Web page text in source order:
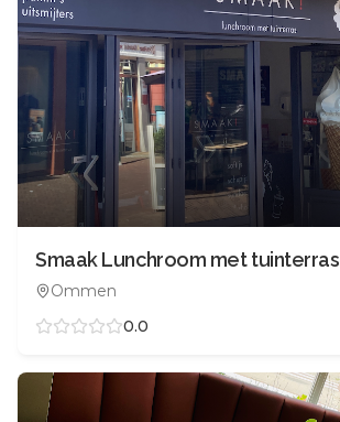
Smaak Lunchroom met tuinterras
Ommen
0.0